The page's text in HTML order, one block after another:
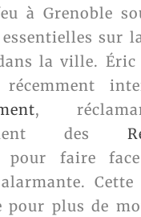
à Grenoble
sur
la ville. Éric
,
des
pour faire
Cette
pour plus de